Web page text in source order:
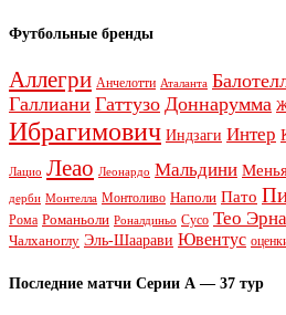
Футбольные бренды
Аллегри Анчелотти Аталанта
Галлиани Гаттузо Доннарумма
Ибрагимович Индзаги Интер
Лацио Леао Леонардо Мальдини
дерби Монтелла Монтоливо Наполи Пато
Рома Романьоли Роналдиньо Сусо Тео
Чалханоглу Эль-Шаарави Ювентус
Последние матчи Серии А — 37 тур